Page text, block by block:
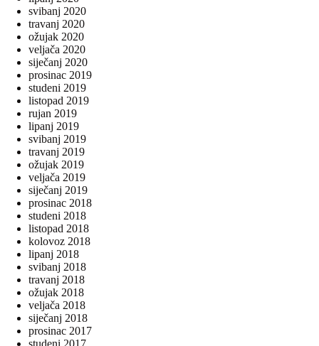
svibanj 2020
travanj 2020
ožujak 2020
veljača 2020
siječanj 2020
prosinac 2019
studeni 2019
listopad 2019
rujan 2019
lipanj 2019
svibanj 2019
travanj 2019
ožujak 2019
veljača 2019
siječanj 2019
prosinac 2018
studeni 2018
listopad 2018
kolovoz 2018
lipanj 2018
svibanj 2018
travanj 2018
ožujak 2018
veljača 2018
siječanj 2018
prosinac 2017
studeni 2017